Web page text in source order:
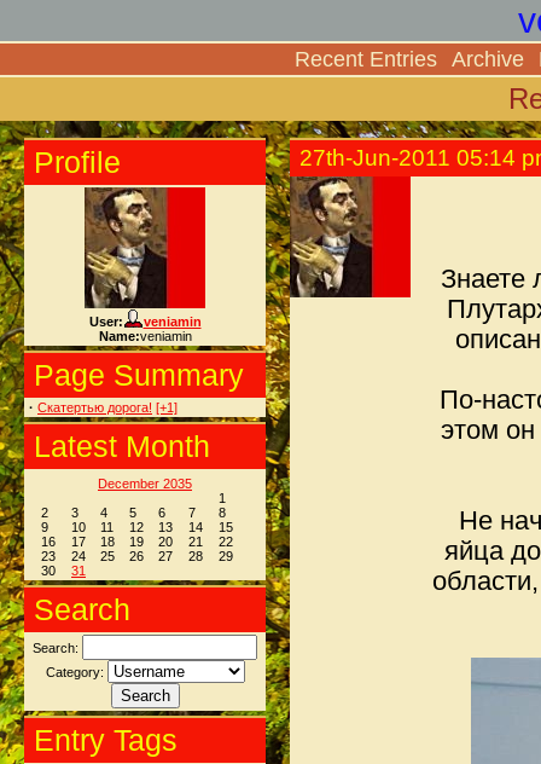
Recent Entries Archive
Profile
User:
veniamin
Name:veniamin
Page Summary
· Скатертью дорога! [+1]
Latest Month
December 2035
1
2
3 4 5 6 7
8
9
10 11 12 13 14
15
16
17 18 19 20 21
22
23
24 25 26 27 28
29
30
31
Search
Search:
Category:
Entry Tags
27th-Jun-2011 05:14
Знаете
По-
этом он
Не
яйца